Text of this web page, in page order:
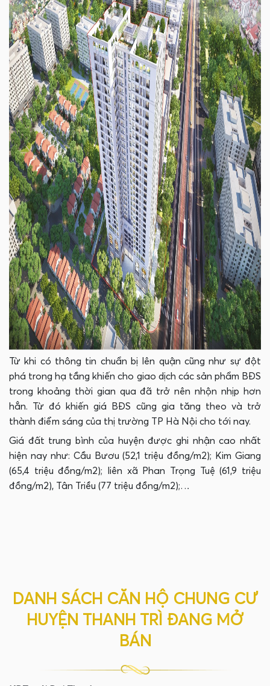
Từ khi có thông tin chuẩn bị lên quận cũng như sự đột
phá trong hạ tầng khiến cho giao dịch các sản phẩm BĐS
trong khoảng thời gian qua đã trở nên nhộn nhịp hơn
hẳn. Từ đó khiến giá BĐS cũng gia tăng theo và trở
thành điểm sáng của thị trường TP Hà Nội cho tới nay.
Giá đất trung bình của huyện được ghi nhận cao nhất
hiện nay như: Cầu Bươu (52,1 triệu đồng/m2); Kim Giang
(65,4 triệu đồng/m2); liên xã Phan Trọng Tuệ (61,9 triệu
đồng/m2), Tân Triều (77 triệu đồng/m2);…
DANH SÁCH CĂN HỘ CHUNG CƯ
HUYỆN THANH TRÌ ĐANG MỞ
BÁN